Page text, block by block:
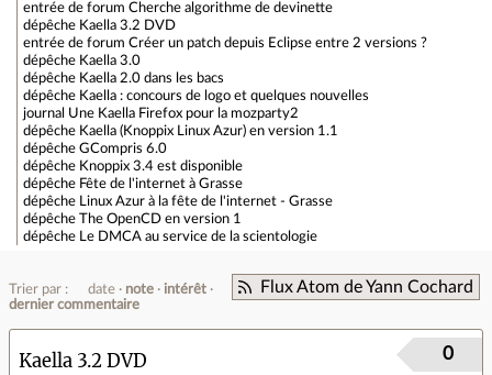
entrée de forum Cherche algorithme de devinette
dépêche Kaella 3.2 DVD
entrée de forum Créer un patch depuis Eclipse entre 2 versions ?
dépêche Kaella 3.0
dépêche Kaella 2.0 dans les bacs
dépêche Kaella : concours de logo et quelques nouvelles
journal Une Kaella Firefox pour la mozparty2
dépêche Kaella (Knoppix Linux Azur) en version 1.1
dépêche GCompris 6.0
dépêche Knoppix 3.4 est disponible
dépêche Fête de l'internet à Grasse
dépêche
Linux Azur à la fête de l'internet - Grasse
dépêche The OpenCD en version 1
dépêche
Le DMCA au service de la scientologie
Flux Atom de Yann Cochard
Trier par : date note
intérêt
dernier commentaire
Kaella 3.2 DVD 0